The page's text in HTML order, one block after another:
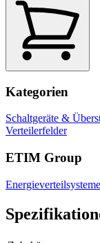
Kategorien
Schaltgeräte &
Verteilerfelder
ETIM Group